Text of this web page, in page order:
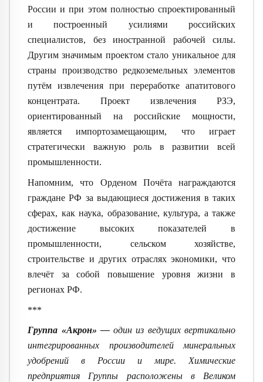
России и при этом полностью спроектированный
и построенный усилиями российских
специалистов, без иностранной рабочей силы.
Другим значимым проектом стало уникальное для
страны производство редкоземельных элементов
путём извлечения при переработке апатитового
концентрата. Проект извлечения РЗЭ,
ориентированный на российские мощности,
является импортозамещающим, что играет
стратегически важную роль в развитии всей
промышленности.
Напомним, что Орденом Почёта награждаются
граждане РФ за выдающиеся достижения в таких
сферах, как наука, образование, культура, а также
достижение высоких показателей в
промышленности, сельском хозяйстве,
строительстве и других отраслях экономики, что
влечёт за собой повышение уровня жизни в
регионах РФ.
***
Группа «Акрон» — один из ведущих вертикально
интегрированных производителей минеральных
удобрений в России и мире. Химические
предприятия Группы расположены в Великом